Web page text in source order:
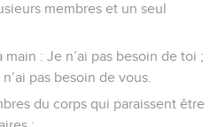
membres et un seul
: Je n’ai pas besoin de toi ;
pas besoin de vous.
du corps qui paraissent être